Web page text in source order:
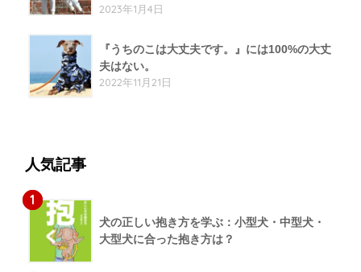
2023年1月4日
『うちのこは大丈夫です。』には100%の大丈
夫はない。
2022年11月21日
人気記事
1
犬の正しい抱き方を学ぶ：小型犬・中型犬・
大型犬に合った抱き方は？